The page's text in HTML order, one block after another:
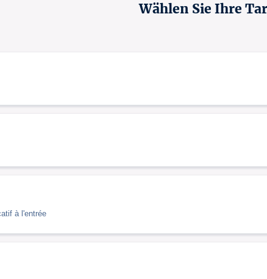
Wählen Sie Ihre
à l'entrée